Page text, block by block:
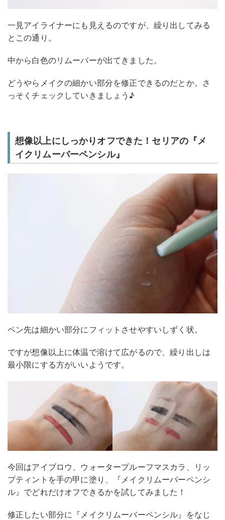
一見アイライナーにも見えるのですが、繰り出してみる
とこの通り。
中から白色のリムーバーが出てきました。
どうやらメイクの細かい部分を修正できるのだとか。さ
っそくチェックしていきましょう♪
想像以上にしっかりオフできた！セリアの『メ
イクリムーバーペンシル』
ペン先は細かい部分にフィットさせやすいしずく状。
ですが想像以上に体温で溶けて広がるので、繰り出しは
最小限にする方がいいようです。
今回はアイブロウ、ウォータープルーフマスカラ、リッ
プティントを手の甲に塗り、『メイクリムーバーペンシ
ル』でどれだけオフできるかを試してみました！
修正したい部分に『メイクリムーバーペンシル』をなじ